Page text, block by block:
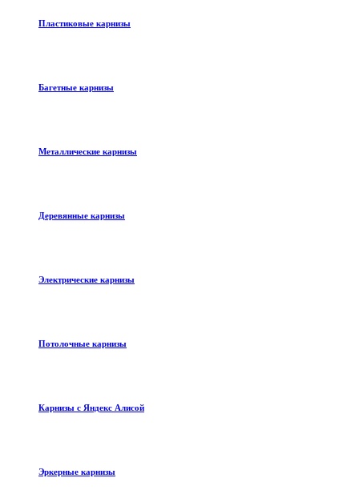
Пластиковые карнизы
Багетные карнизы
Металлические карнизы
Деревянные карнизы
Электрические карнизы
Потолочные карнизы
Карнизы с Яндекс Алисой
Эркерные карнизы